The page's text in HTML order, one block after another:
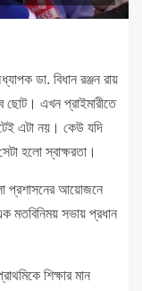
ডা. বিধান রঞ্জন রায়
ছোট। এখন প্রাইমারীতে
এটা নয়। কেউ যদি
হলো স্বাক্ষরতা।
প্রশাসনের আয়োজনে
মতবিনিময় সভায় প্রধান
শিক্ষার মান